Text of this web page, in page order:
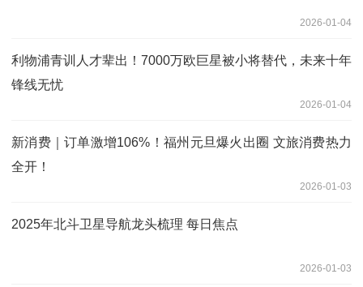
2026-01-04
利物浦青训人才辈出！7000万欧巨星被小将替代，未来十年
锋线无忧
2026-01-04
新消费｜订单激增106%！福州元旦爆火出圈 文旅消费热力
全开！
2026-01-03
2025年北斗卫星导航龙头梳理 每日焦点
2026-01-03